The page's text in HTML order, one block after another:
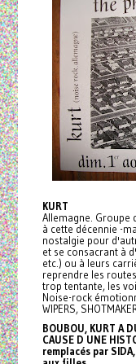
KURT
Allemagne. Groupe
à cette décennie -
nostalgie pour
et se consacrant à
etc.) ou à leurs
reprendre les
trop tentante, les
Noise-rock
WIPERS,
BOUBOU, KURT A
CAUSE D UNE
remplacés par